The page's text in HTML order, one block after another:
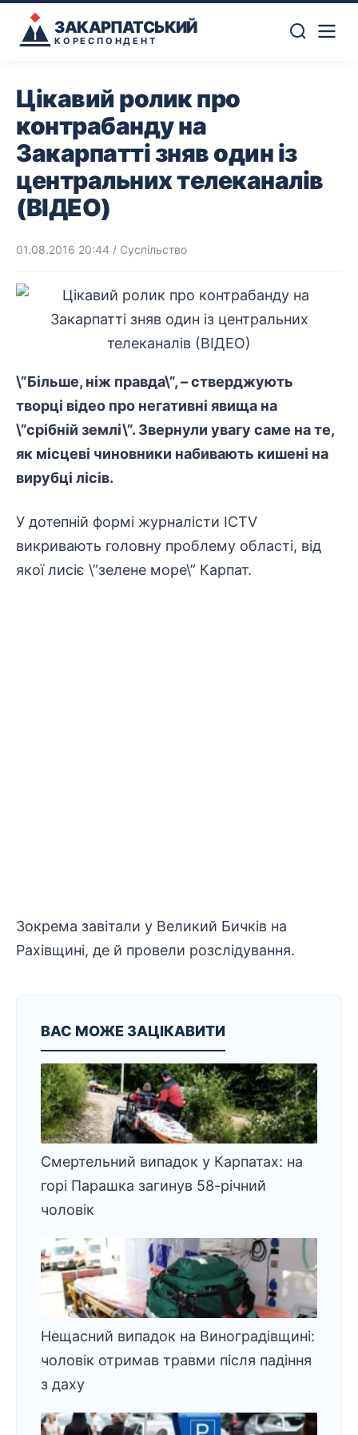
ЗАКАРПАТСЬКИЙ
КОРЕСПОНДЕНТ
Цікавий ролик про
контрабанду на
Закарпатті зняв один із
центральних телеканалів
(ВІДЕО)
01.08.2016 20:44 / Суспільство
\”Більше, ніж правда\”, – стверджують
творці відео про негативні явища на
\”срібній землі\”. Звернули увагу саме на те,
як місцеві чиновники набивають кишені на
вирубці лісів.
У дотепній формі журналісти ICTV
викривають головну проблему області, від
якої лисіє \”зелене море\” Карпат.
Зокрема завітали у Великий Бичків на
Рахівщині, де й провели розслідування.
ВАС МОЖЕ ЗАЦІКАВИТИ
Смертельний випадок у Карпатах: на
горі Парашка загинув 58-річний
чоловік
Нещасний випадок на Виноградівщині:
чоловік отримав травми після падіння
з даху